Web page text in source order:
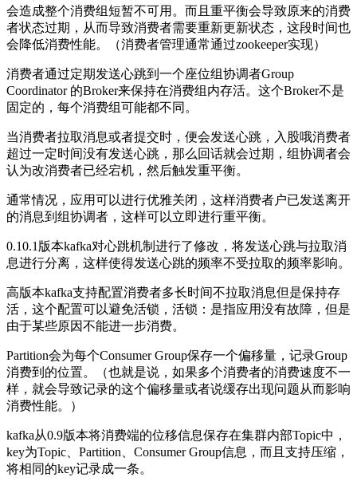
会造成整个消费组短暂不可用。而且重平衡会导致原来的消费
者状态过期，从而导致消费者需要重新更新状态，这段时间也
会降低消费性能。（消费者管理通常通过zookeeper实现）
消费者通过定期发送心跳到一个座位组协调者Group
Coordinator 的Broker来保持在消费组内存活。这个Broker不是
固定的，每个消费组可能都不同。
当消费者拉取消息或者提交时，便会发送心跳，入股哦消费者
超过一定时间没有发送心跳，那么回话就会过期，组协调者会
认为改消费者已经宕机，然后触发重平衡。
通常情况，应用可以进行优雅关闭，这样消费者户已发送离开
的消息到组协调者，这样可以立即进行重平衡。
0.10.1版本kafka对心跳机制进行了修改，将发送心跳与拉取消
息进行分离，这样使得发送心跳的频率不受拉取的频率影响。
高版本kafka支持配置消费者多长时间不拉取消息但是保持存
活，这个配置可以避免活锁，活锁：是指应用没有故障，但是
由于某些原因不能进一步消费。
Partition会为每个Consumer Group保存一个偏移量，记录Group
消费到的位置。（也就是说，如果多个消费者的消费速度不一
样，就会导致记录的这个偏移量或者说缓存出现问题从而影响
消费性能。）
kafka从0.9版本将消费端的位移信息保存在集群内部Topic中，
key为Topic、Partition、Consumer Group信息，而且支持压缩，
将相同的key记录成一条。